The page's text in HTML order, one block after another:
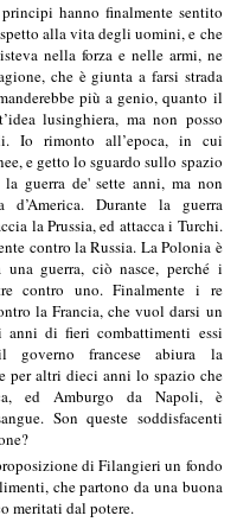
hanno finalmente sentito
alla vita degli uomini, e che
nella forza e nelle armi, ne
che è giunta a farsi strada
più a genio, quanto il
lusinghiera, ma non posso
Io rimonto all’epoca, in cui
e getto lo sguardo sullo spazio
guerra de' sette anni, ma non
Durante la guerra
la Prussia, ed attacca i Turchi.
contro la Russia. La Polonia è
guerra, ciò nasce, perché i
contro uno. Finalmente i re
la Francia, che vuol darsi un
di fieri combattimenti essi
francese abiura la
per altri dieci anni lo spazio che
ed Amburgo da Napoli, è
Son queste soddisfacenti
di Filangieri un fondo
che partono da una buona
meritati dal potere.